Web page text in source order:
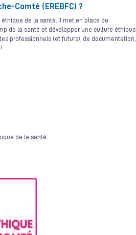
Comté (EREBFC) ?
éthique de la santé. Il met en place de
de la santé et développer une culture éthique
professionnels (et futurs), de documentation,
de la santé.